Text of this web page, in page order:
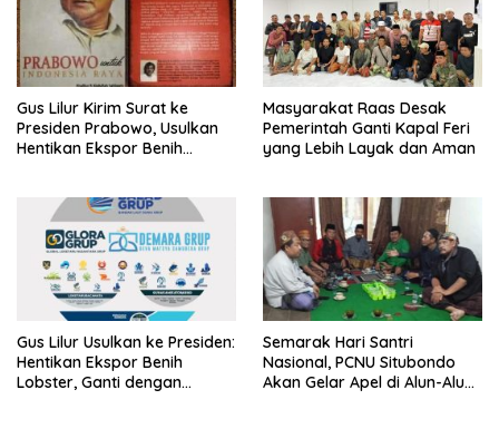
Gus Lilur Kirim Surat ke
Presiden Prabowo, Usulkan
Hentikan Ekspor Benih
Masyarakat Raas Desak
Pemerintah Ganti Kapal Feri
yang Lebih Layak dan Aman
Gus Lilur Usulkan ke Presiden:
Hentikan Ekspor Benih
Lobster, Ganti dengan
Semarak Hari Santri
Nasional, PCNU Situbondo
Akan Gelar Apel di Alun-Alun